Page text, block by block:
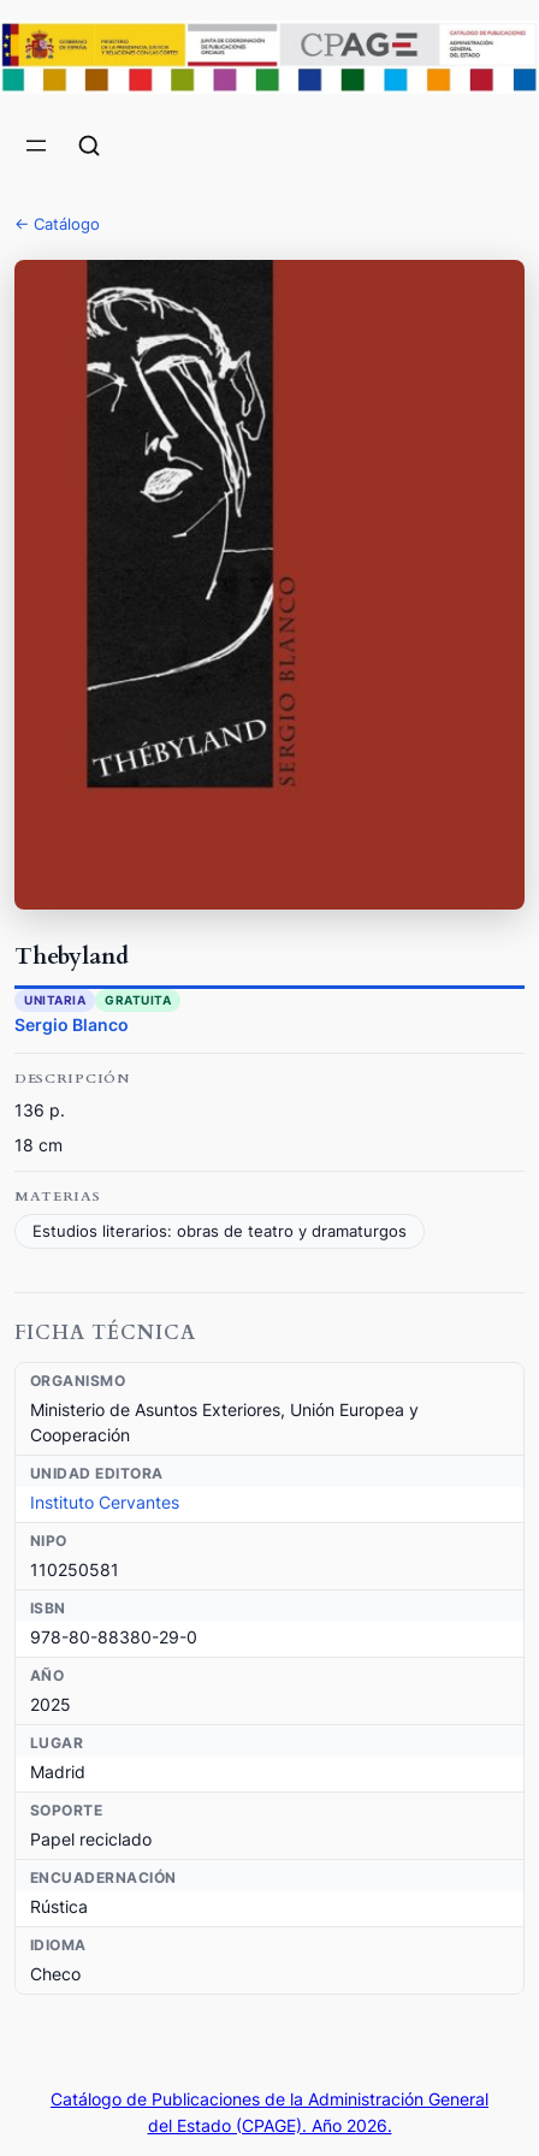
← Catálogo
Thebyland
UNITARIA GRATUITA
Sergio Blanco
DESCRIPCIÓN
136 p.
18 cm
MATERIAS
Estudios literarios: obras de teatro y dramaturgos
FICHA TÉCNICA
ORGANISMO
Ministerio de Asuntos Exteriores, Unión Europea y
Cooperación
UNIDAD EDITORA
Instituto Cervantes
NIPO
110250581
ISBN
978-80-88380-29-0
AÑO
2025
LUGAR
Madrid
SOPORTE
Papel reciclado
ENCUADERNACIÓN
Rústica
IDIOMA
Checo
Catálogo de Publicaciones de la Administración General
del Estado (CPAGE). Año 2026.